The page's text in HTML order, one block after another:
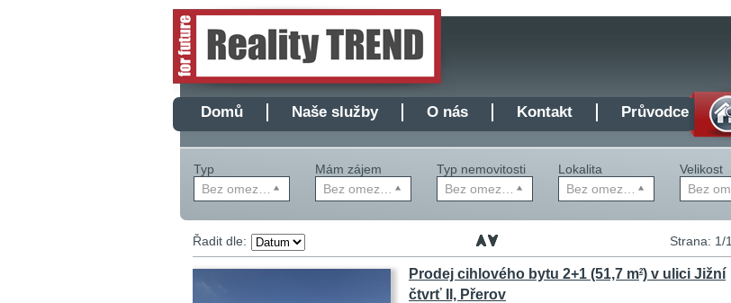
Domů Naše služby O nás Kontakt Průvodce
Typ
Mám zájem
Typ nemovitosti
Lokalita
Velikost
Strana: 1/1
Řadit dle:
Prodej cihlového bytu 2+1 (51,7 m2) v ulici Jižní
čtvrť II, Přerov